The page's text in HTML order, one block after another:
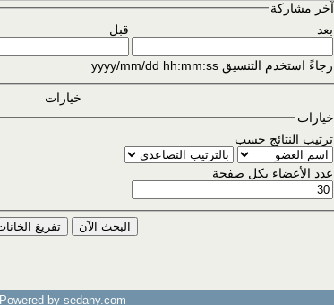
آخر مشاركة
بعد
قبل
رجاءً استخدم التنسيق yyyy/mm/dd hh:mm:ss
خيارات
خيارات
ترتيب النتائج حسب
عدد الأعضاء بكل صفحة
Powered by sedany.com